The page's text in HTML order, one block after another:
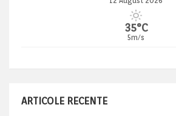
35°C
5m/s
ARTICOLE RECENTE